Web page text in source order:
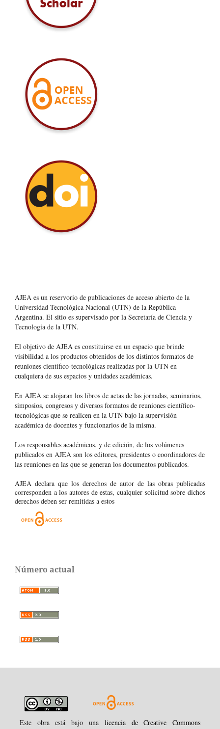
AJEA es un reservorio de publicaciones de acceso abierto de la
Universidad Tecnológica Nacional (UTN) de la República
Argentina. El sitio es supervisado por la Secretaría de Ciencia y
Tecnología de la UTN.
El objetivo de AJEA es constituirse en un espacio que brinde
visibilidad a los productos obtenidos de los distintos formatos de
reuniones científico-tecnológicas realizadas por la UTN en
cualquiera de sus espacios y unidades académicas.
En AJEA se alojaran los libros de actas de las jornadas, seminarios,
simposios, congresos y diversos formatos de reuniones científico-
tecnológícas que se realicen en la UTN bajo la supervisión
académica de docentes y funcionarios de la misma.
Los responsables académicos, y de edición, de los volúmenes
publicados en AJEA son los editores, presidentes o coordinadores de
las reuniones en las que se generan los documentos publicados.
AJEA declara que los derechos de autor de las obras publicadas
corresponden a los autores de estas, cualquier solicitud sobre dichos
derechos deben ser remitidas a estos
Número actual
Este obra está bajo unalicencia de Creative Commons